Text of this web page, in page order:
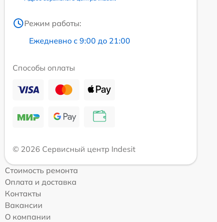
Режим работы:
Ежедневно с 9:00 до 21:00
Способы оплаты
© 2026 Сервисный центр Indesit
Стоимость ремонта
Оплата и доставка
Контакты
Вакансии
О компании